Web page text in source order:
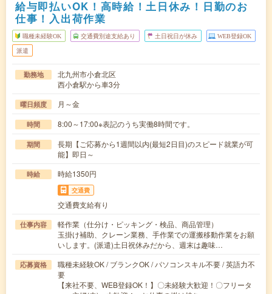
給与即払いOK！高時給！土日休み！日勤のお
仕事！入出荷作業
職種未経験OK 交通費別途支給あり 土日祝日が休み WEB登録OK
派遣
勤務地
北九州市小倉北区
西小倉駅から車3分
曜日頻度 月～金
時間 8:00～17:00※表記のうち実働8時間です。
期間
長期【ご応募から1週間以内(最短2日目)のスピード就業が可
能】即日～
時給 時給1350円
交通費
交通費支給有り
仕事内容
軽作業（仕分け・ピッキング・検品、商品管理）
玉掛け補助、クレーン業務、手作業での運搬移動作業をお願
いします。(派遣)土日祝休みだから、週末は趣味…
応募資格
職種未経験OK / ブランクOK / パソコンスキル不要 / 英語力不
要
【来社不要、WEB登録OK！】〇未経験大歓迎！〇フリータ